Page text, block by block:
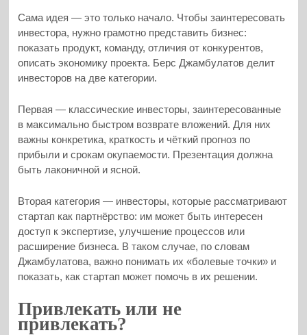
Сама идея — это только начало. Чтобы заинтересовать
инвестора, нужно грамотно представить бизнес:
показать продукт, команду, отличия от конкурентов,
описать экономику проекта. Берс Джамбулатов делит
инвесторов на две категории.
Первая — классические инвесторы, заинтересованные
в максимально быстром возврате вложений. Для них
важны конкретика, краткость и чёткий прогноз по
прибыли и срокам окупаемости. Презентация должна
быть лаконичной и ясной.
Вторая категория — инвесторы, которые рассматривают
стартап как партнёрство: им может быть интересен
доступ к экспертизе, улучшение процессов или
расширение бизнеса. В таком случае, по словам
Джамбулатова, важно понимать их «болевые точки» и
показать, как стартап может помочь в их решении.
Привлекать или не
привлекать?